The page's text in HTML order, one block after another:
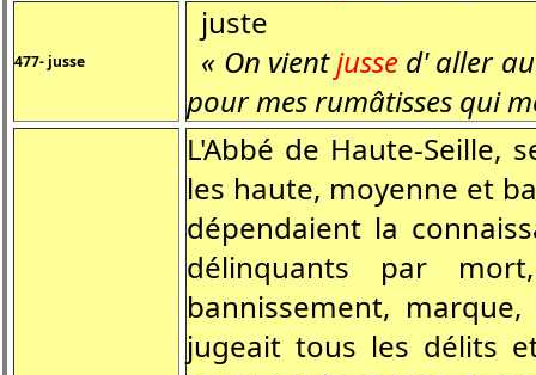
477- jusse
juste
« On vientjussed' aller
pour mes rumâtisses qui
L'Abbé de Haute-Seille,
les haute, moyenne et
dépendaient la
délinquants par
bannissement,
jugeait tous les délits